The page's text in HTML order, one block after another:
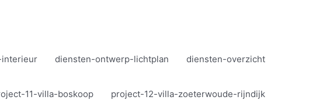
diensten-ontwerp-lichtplan diensten-overzicht
11-villa-boskoop project-12-villa-zoeterwoude-rijndijk